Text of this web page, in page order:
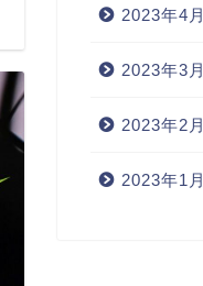
2023年4月
2023年3月
2023年2月
2023年1月